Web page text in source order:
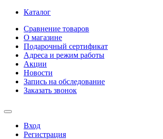
Каталог
Сравнение товаров
О магазине
Подарочный сертификат
Адреса и режим работы
Акции
Новости
Запись на обследование
Заказать звонок
Вход
Регистрация